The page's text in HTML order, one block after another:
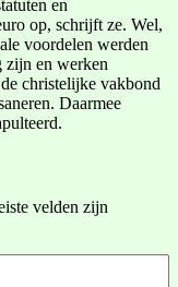
en
op, schrijft ze. Wel,
voordelen werden
zijn en werken
christelijke vakbond
Daarmee
velden zijn